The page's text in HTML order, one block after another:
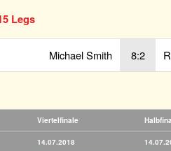
Legs
Michael Smith 8:2
Viertelfinale
14.07.2018